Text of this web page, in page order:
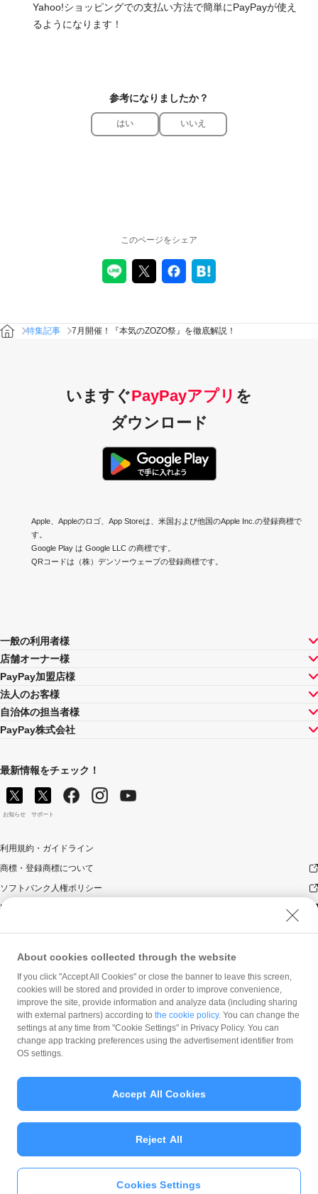
Yahoo!ショッピングでの支払い方法で簡単にPayPayが使え
るようになります！
参考になりましたか？
はい いいえ
PayPayアプリをダウンロ
このページをシェア
特集記事 7月開催！『本気のZOZO祭』を徹底解説！
いますぐPayPayアプリ を
ダウンロード
Apple、Appleのロゴ、App Storeは、米国および他国のApple Inc.の登録商標で
す。
Google Play は Google LLC の商標です。
QRコードは（株）デンソーウェーブの登録商標です。
一般の利用者様
店舗オーナー様
PayPay加盟店様
法人のお客様
自治体の担当者様
PayPay株式会社
最新情報をチェック！
お知らせ サポート
利用規約・ガイドライン
商標・登録商標について
ソフトバンク人権ポリシー
PayPay Code of Ethics & Business Conduct
ウェブサイト利用規約
反社会的勢力に対する方針
勧誘方針
マネロン等基本方針
© PayPay Corporation
About cookies collected through the website
If you click "Accept All Cookies" or close the banner to leave this screen,
cookies will be stored and provided in order to improve convenience,
improve the site, provide information and analyze data (including sharing
with external partners) according to the cookie policy. You can change the
settings at any time from "Cookie Settings" in Privacy Policy. You can
change app tracking preferences using the advertisement identifier from
OS settings.
Cookies Settings
Reject All
Accept All Cookies